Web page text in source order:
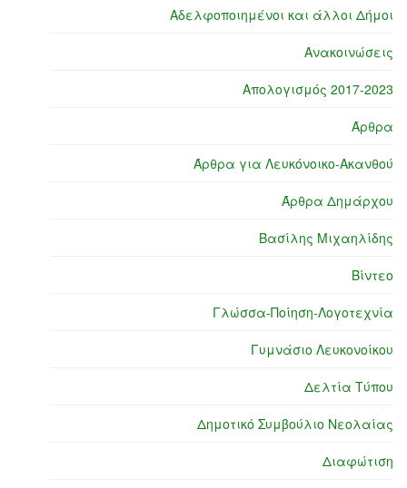
Αδελφοποιημένοι και άλλοι Δήμοι
Ανακοινώσεις
Απολογισμός 2017-2023
Άρθρα
Άρθρα για Λευκόνοικο-Ακανθού
Άρθρα Δημάρχου
Βασίλης Μιχαηλίδης
Βίντεο
Γλώσσα-Ποίηση-Λογοτεχνία
Γυμνάσιο Λευκονοίκου
Δελτία Τύπου
Δημοτικό Συμβούλιο Νεολαίας
Διαφώτιση